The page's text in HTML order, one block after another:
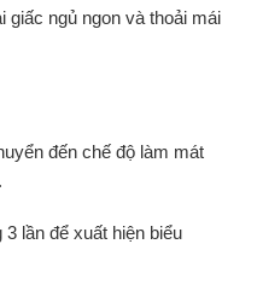
giấc ngủ ngon và thoải mái
đến chế độ làm mát
.
3 lần để xuất hiện biểu